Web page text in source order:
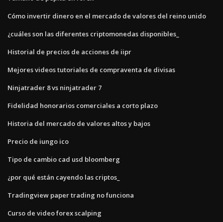
Cómo invertir dinero en el mercado de valores del reino unido
¿cuáles son las diferentes criptomonedas disponibles_
Historial de precios de acciones de iipr
Mejores videos tutoriales de compraventa de divisas
Ninjatrader 8 vs ninjatrader 7
Fidelidad honorarios comerciales a corto plazo
Historia del mercado de valores altos y bajos
Precio de iungo ico
Tipo de cambio cad usd bloomberg
¿por qué están cayendo las criptos_
Tradingview paper trading no funciona
Curso de video forex scalping